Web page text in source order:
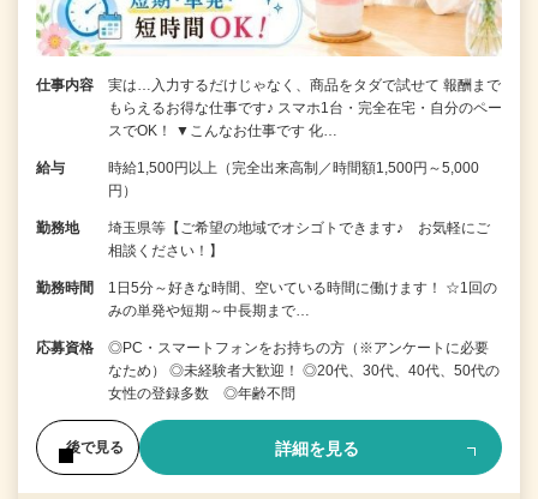
仕事内容
実は…入力するだけじゃなく、商品をタダで試せて 報酬まで
もらえるお得な仕事です♪ スマホ1台・完全在宅・自分のペー
スでOK！ ▼こんなお仕事です 化…
給与
時給1,500円以上（完全出来高制／時間額1,500円～5,000
円）
勤務地
埼玉県等【ご希望の地域でオシゴトできます♪ お気軽にご
相談ください！】
勤務時間
1日5分～好きな時間、空いている時間に働けます！ ☆1回の
みの単発や短期～中長期まで…
応募資格
◎PC・スマートフォンをお持ちの方（※アンケートに必要
なため） ◎未経験者大歓迎！ ◎20代、30代、40代、50代の
女性の登録多数 ◎年齢不問
後で見る 詳細を見る